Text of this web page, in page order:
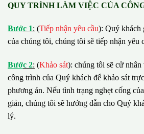
QUY TRÌNH LÀM VIỆC CỦA
Bước 1: (Tiếp nhận yêu cầu): Quý khách
của chúng tôi, chúng tôi sẽ tiếp nhận yêu
Bước 2: (Khảo sát): chúng tôi sẽ cử
công trình của Quý khách để khảo sát
phương án. Nếu tình trạng nghẹt cống
giản, chúng tôi sẽ hướng dẫn cho Quý
lý.